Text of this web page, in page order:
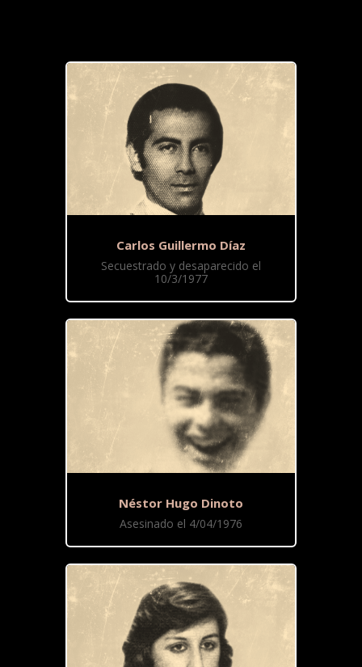
Carlos Guillermo Díaz
Secuestrado y desaparecido el
10/3/1977
Néstor Hugo Dinoto
Asesinado el 4/04/1976